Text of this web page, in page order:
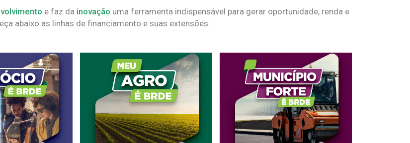
e faz da inovação uma ferramenta indispensável para gerar oportunidade, renda e
abaixo as linhas de financiamento e suas extensões: